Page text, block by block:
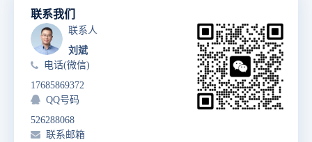
联系我们
联系人
刘斌
电话(微信)
17685869372
QQ号码
526288068
联系邮箱